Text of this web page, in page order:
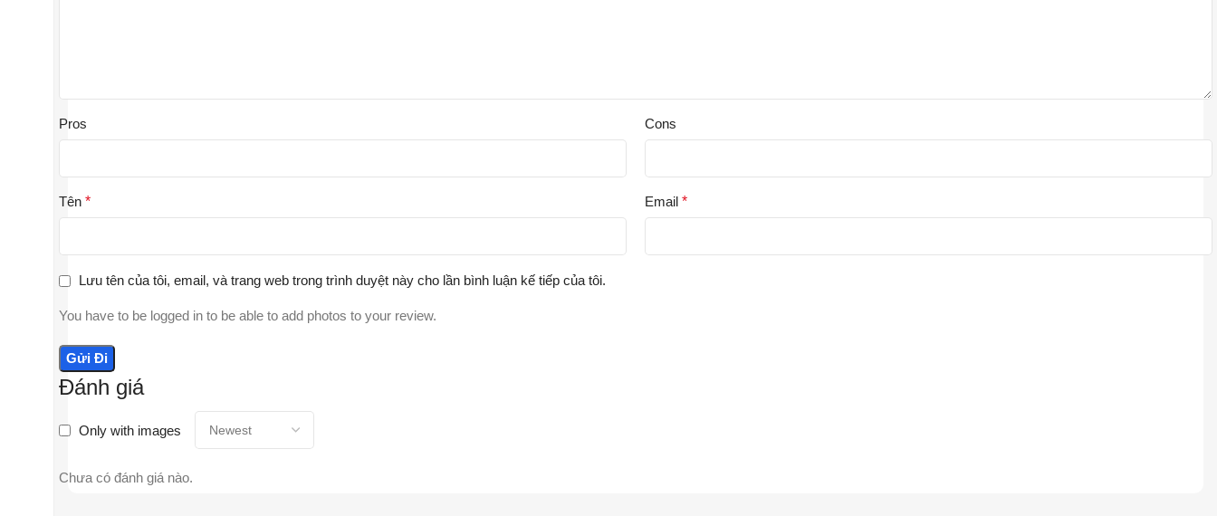
Đánh giá
Only with images
Chưa có đánh giá nào.
Pros Cons
Tên * Email *
Lưu tên của tôi, email, và trang web trong trình duyệt này cho lần bình luận kế tiếp của tôi.
You have to be logged in to be able to add photos to your review.